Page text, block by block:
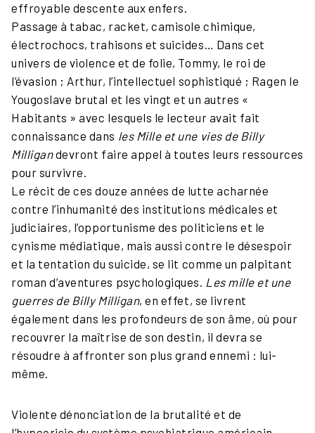
effroyable descente aux enfers.
Passage à tabac, racket, camisole chimique,
électrochocs, trahisons et suicides… Dans cet
univers de violence et de folie, Tommy, le roi de
l’évasion ; Arthur, l’intellectuel sophistiqué ; Ragen le
Yougoslave brutal et les vingt et un autres «
Habitants » avec lesquels le lecteur avait fait
connaissance dans les Mille et une vies de Billy
Milligandevront faire appel à toutes leurs ressources
pour survivre.
Le récit de ces douze années de lutte acharnée
contre l’inhumanité des institutions médicales et
judiciaires, l’opportunisme des politiciens et le
cynisme médiatique, mais aussi contre le désespoir
et la tentation du suicide, se lit comme un palpitant
roman d’aventures psychologiques. Les mille et une
guerres de Billy Milligan, en effet, se livrent
également dans les profondeurs de son âme, où pour
recouvrer la maîtrise de son destin, il devra se
résoudre à affronter son plus grand ennemi : lui-
même.
Violente dénonciation de la brutalité et de